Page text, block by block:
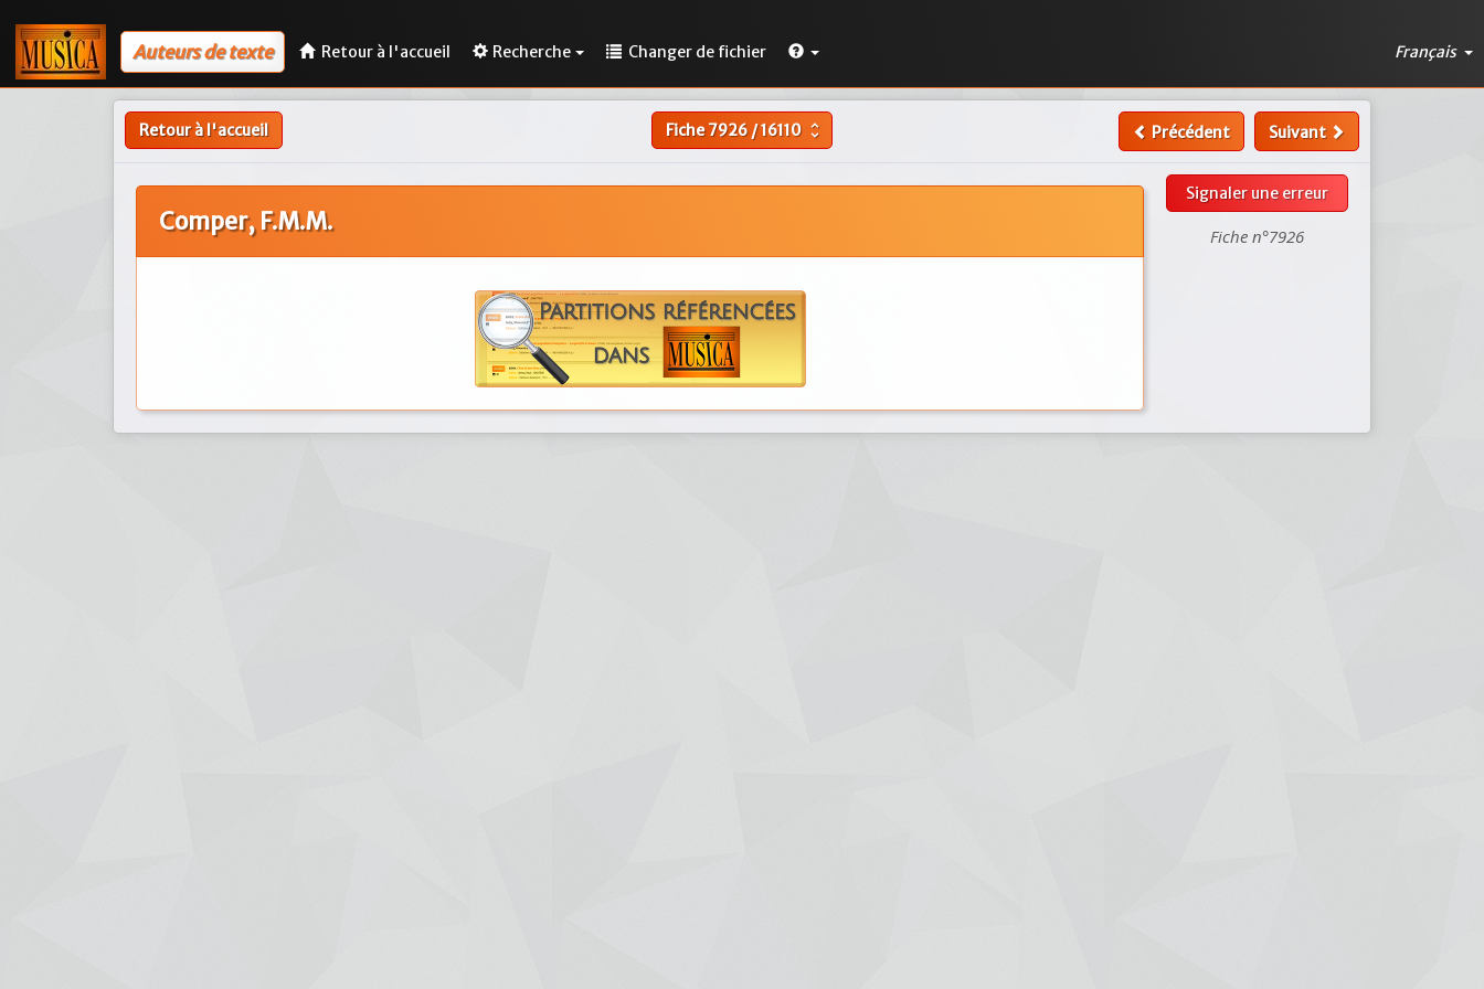
Auteurs de texte Retour à l'accueil Recherche Changer de fichier Français
Retour à l'accueil Fiche7926/16110 unfold_more Précédent Suivant
Comper, F.M.M.
Signaler une erreur
Fiche n°7926